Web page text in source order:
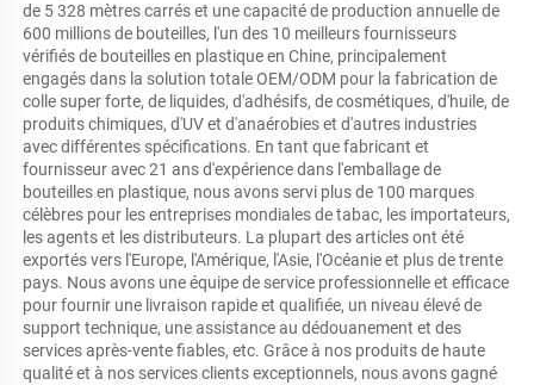
de 5 328 mètres carrés et une capacité de production annuelle de
600 millions de bouteilles, l'un des 10 meilleurs fournisseurs
vérifiés de bouteilles en plastique en Chine, principalement
engagés dans la solution totale OEM/ODM pour la fabrication de
colle super forte, de liquides, d'adhésifs, de cosmétiques, d'huile, de
produits chimiques, d'UV et d'anaérobies et d'autres industries
avec différentes spécifications. En tant que fabricant et
fournisseur avec 21 ans d'expérience dans l'emballage de
bouteilles en plastique, nous avons servi plus de 100 marques
célèbres pour les entreprises mondiales de tabac, les importateurs,
les agents et les distributeurs. La plupart des articles ont été
exportés vers l'Europe, l'Amérique, l'Asie, l'Océanie et plus de trente
pays. Nous avons une équipe de service professionnelle et efficace
pour fournir une livraison rapide et qualifiée, un niveau élevé de
support technique, une assistance au dédouanement et des
services après-vente fiables, etc. Grâce à nos produits de haute
qualité et à nos services clients exceptionnels, nous avons gagné